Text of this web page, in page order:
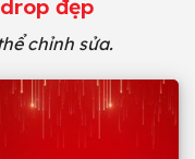
đẹp
chỉnh sửa.